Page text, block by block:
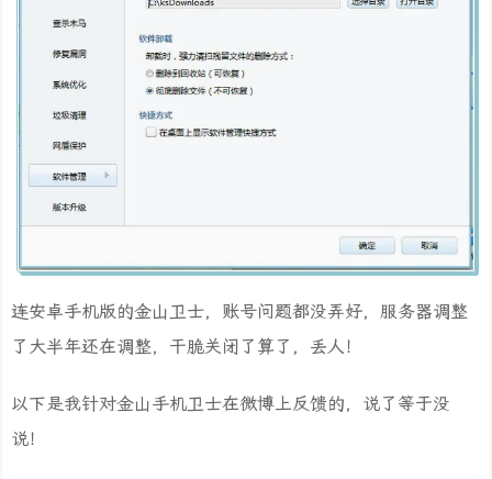
连安卓手机版的金山卫士，账号问题都没弄好，服务器调整
了大半年还在调整，干脆关闭了算了，丢人！
以下是我针对金山手机卫士在微博上反馈的，说了等于没
说！